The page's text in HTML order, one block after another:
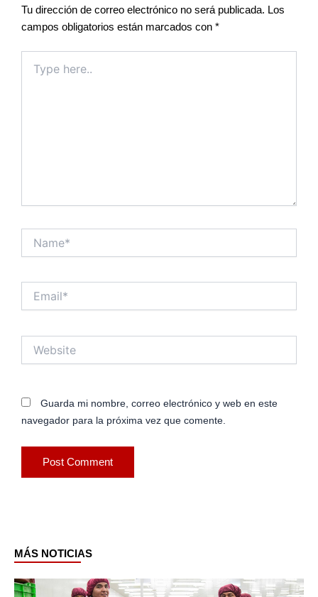
Tu dirección de correo electrónico no será publicada. Los
campos obligatorios están marcados con *
here..
Guarda mi nombre, correo electrónico y web en este
navegador para la próxima vez que comente.
MÁS NOTICIAS
Page PagePagePage